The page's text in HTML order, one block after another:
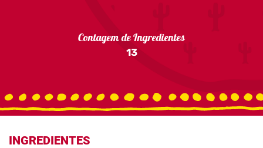
Contagem de Ingredientes
13
INGREDIENTES